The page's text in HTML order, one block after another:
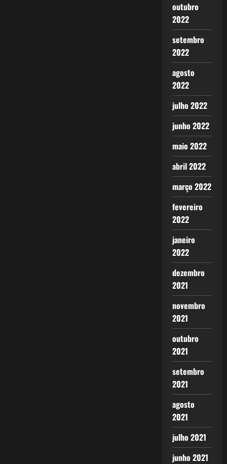
outubro
2022
setembro
2022
agosto
2022
julho 2022
junho 2022
maio 2022
abril 2022
março 2022
fevereiro
2022
janeiro
2022
dezembro
2021
novembro
2021
outubro
2021
setembro
2021
agosto
2021
julho 2021
junho 2021